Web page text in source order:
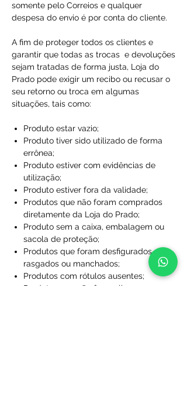
somente pelo Correios e qualquer
despesa do envio é por conta do cliente.
A fim de proteger todos os clientes e
garantir que todas as trocas e devoluções
sejam tratadas de forma justa, Loja do
Prado pode exigir um recibo ou recusar o
seu retorno ou troca em algumas
situações, tais como:
Produto estar vazio;
Produto tiver sido utilizado de forma
errônea;
Produto estiver com evidências de
utilização;
Produto estiver fora da validade;
Produtos que não foram comprados
diretamente da Loja do Prado;
Produto sem a caixa, embalagem ou
sacola de proteção;
Produtos que foram desfigurados,
rasgados ou manchados;
Produtos com rótulos ausentes;
Produtos que não foram limpos;